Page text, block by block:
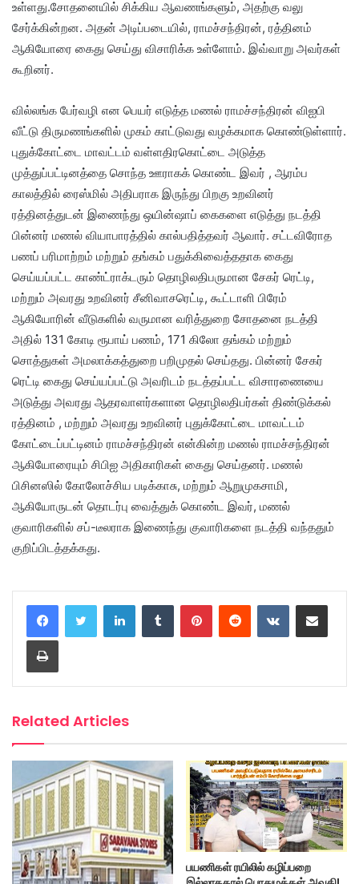
உள்ளது.சோதனையில் சிக்கிய ஆவணங்களும், அதற்கு வலு
சேர்க்கின்றன. அதன் அடிப்படையில், ராமச்சந்திரன், ரத்தினம்
ஆகியோரை கைது செய்து விசாரிக்க உள்ளோம். இவ்வாறு அவர்கள்
கூறினர்.
வில்லங்க பேர்வழி என பெயர் எடுத்த மணல் ராமச்சந்திரன் விஐபி
வீட்டு திருமணங்களில் முகம் காட்டுவது வழக்கமாக கொண்டுள்ளார்.
புதுக்கோட்டை மாவட்டம் வள்ளதிரகொட்டை அடுத்த
முத்துப்பட்டினத்தை சொந்த ஊராகக் கொண்ட இவர் , ஆரம்ப
காலத்தில் ரைஸ்மில் அதிபராக இருந்து பிறகு உறவினர்
ரத்தினத்துடன் இணைந்து ஒயின்ஷாப் கைகளை எடுத்து நடத்தி
பின்னர் மணல் வியாபாரத்தில் கால்பதித்தவர் ஆவார். சட்டவிரோத
பணப் பரிமாற்றம் மற்றும் தங்கம் பதுக்கிவைத்ததாக கைது
செய்யப்பட்ட காண்ட்ராக்டரும் தொழிலதிபருமான சேகர் ரெட்டி,
மற்றும் அவரது உறவினர் சீனிவாசரெட்டி, கூட்டாளி பிரேம்
ஆகியோரின் வீடுகளில் வருமான வரித்துறை சோதனை நடத்தி
அதில் 131 கோடி ரூபாய் பணம், 171 கிலோ தங்கம் மற்றும்
சொத்துகள் அமலாக்கத்துறை பறிமுதல் செய்தது. பின்னர் சேகர்
ரெட்டி கைது செய்யப்பட்டு அவரிடம் நடத்தப்பட்ட விசாரணையை
அடுத்து அவரது ஆதரவாளர்களான தொழிலதிபர்கள் திண்டுக்கல்
ரத்தினம் , மற்றும் அவரது உறவினர் புதுக்கோட்டை மாவட்டம்
கோட்டைப்பட்டினம் ராமச்சந்திரன் என்கின்ற மணல் ராமச்சந்திரன்
ஆகியோரையும் சிபிஐ அதிகாரிகள் கைது செய்தனர். மணல்
பிசினஸில் கோலோச்சிய படிக்காசு, மற்றும் ஆறுமுகசாமி,
ஆகியோருடன் தொடர்பு வைத்துக் கொண்ட இவர், மணல்
குவாரிகளில் சப்-டீலராக இணைந்து குவாரிகளை நடத்தி வந்ததும்
குறிப்பிடத்தக்கது.
LinkedInTumblr PinterestReddit VKontakteShare via Email
Print
Related Articles
பயணிகள் ரயிலில் கழிப்பறை